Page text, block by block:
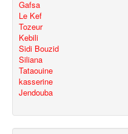
Gafsa
Le Kef
Tozeur
Kebili
Sidi Bouzid
Siliana
Tataouine
kasserine
Jendouba